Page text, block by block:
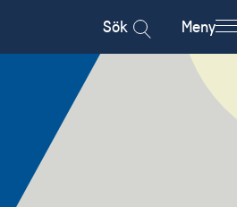
Sök Meny